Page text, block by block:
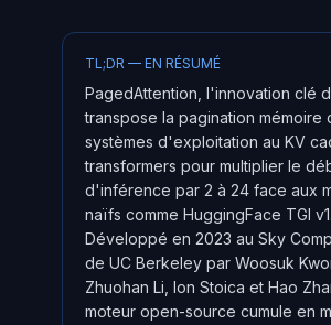
TL;DR — EN RÉSUMÉ
PagedAttention, l'innovation clé
transpose la pagination mémoire
systèmes d'exploitation au KV
transformers pour multiplier le
d'inférence par 2 à 24 face aux
naïfs comme HuggingFace TGI v1.
Développé en 2023 au Sky
de UC Berkeley par Woosuk
Zhuohan Li, Ion Stoica et Hao
moteur open-source cumule en